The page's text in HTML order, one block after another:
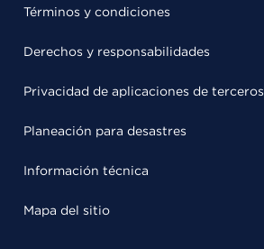
Términos y condiciones
Derechos y responsabilidades
Privacidad de aplicaciones de terceros
Planeación para desastres
Información técnica
Mapa del sitio